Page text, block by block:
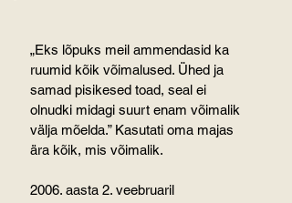
„Eks lõpuks meil ammendasid ka
ruumid kõik võimalused. Ühed ja
samad pisikesed toad, seal ei
olnudki midagi suurt enam võimalik
välja mõelda.” Kasutati oma majas
ära kõik, mis võimalik.
2006. aasta 2. veebruaril